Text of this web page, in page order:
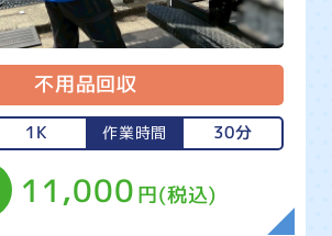
不用品回収
1K 作業時間 30分
11,000円(税込)